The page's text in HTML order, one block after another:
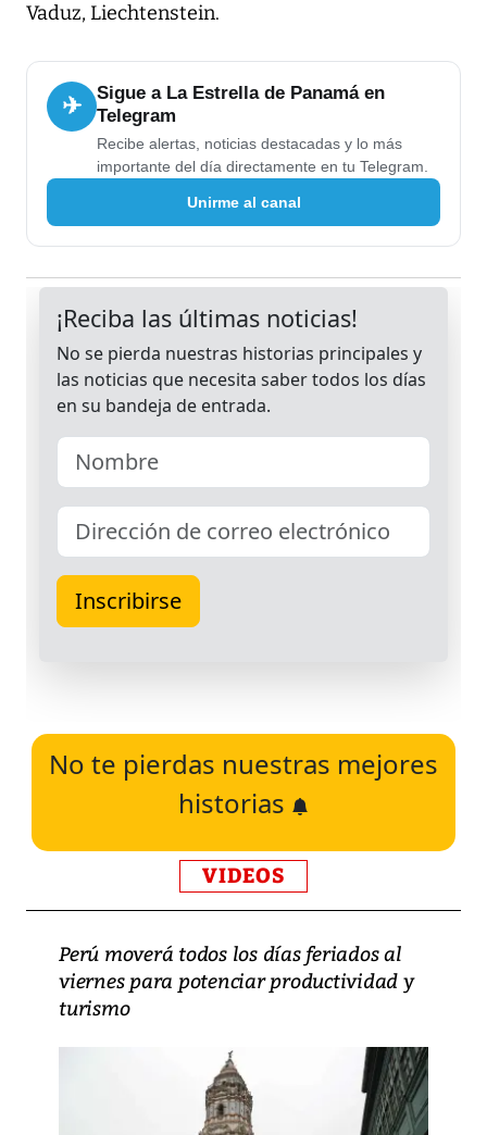
Vaduz, Liechtenstein.
✈
Sigue a La Estrella de Panamá en
Telegram
Recibe alertas, noticias destacadas y lo más
importante del día directamente en tu Telegram.
Unirme al canal
No te pierdas nuestras mejores
historias
VIDEOS
Perú moverá todos los días feriados al
viernes para potenciar productividad y
turismo